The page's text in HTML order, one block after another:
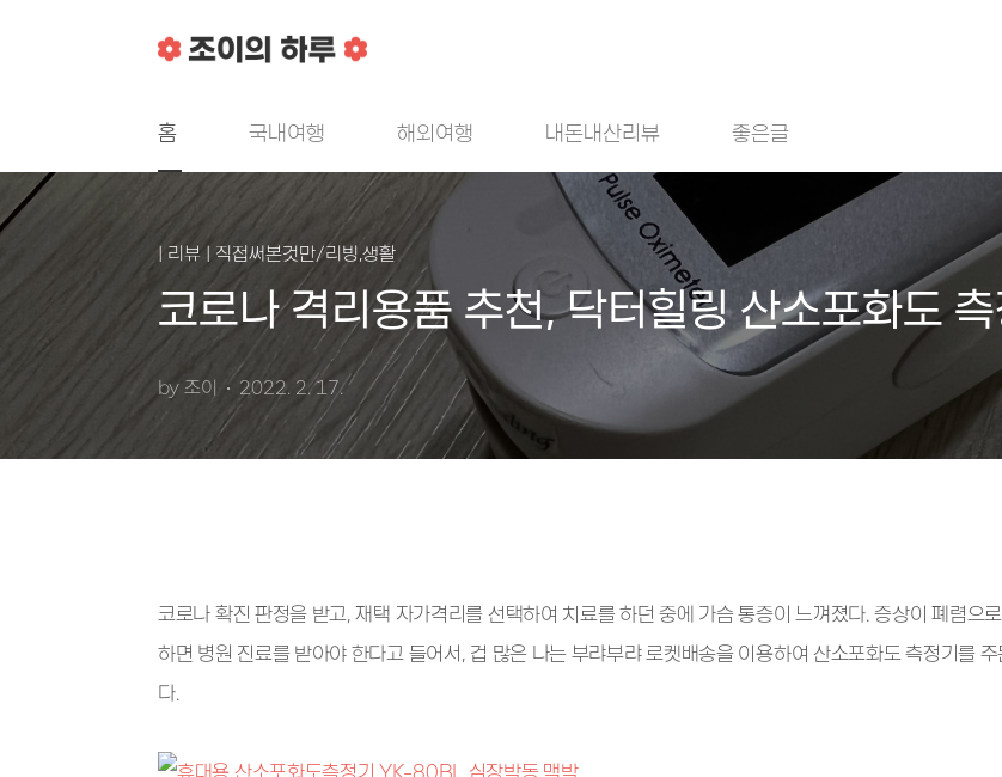
홈 국내여행 해외여행 내돈내산리뷰 좋은글
| 리뷰 | 직접써본것만/리빙,생활
코로나 격리용품 추천, 닥터힐링 산소포화도
by 조이 2022. 2. 17.
코로나 확진 판정을 받고, 재택 자가격리를 선택하여 치료를 하던 중에 가슴 통증이 느껴졌다. 증상이 폐렴으
하면 병원 진료를 받아야 한다고 들어서, 겁 많은 나는 부랴부랴 로켓배송을 이용하여 산소포화도 측정기를
다.